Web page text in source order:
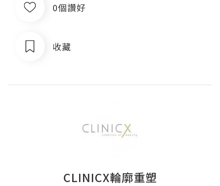
0個讚好
收藏
CLINICX輪廓重塑